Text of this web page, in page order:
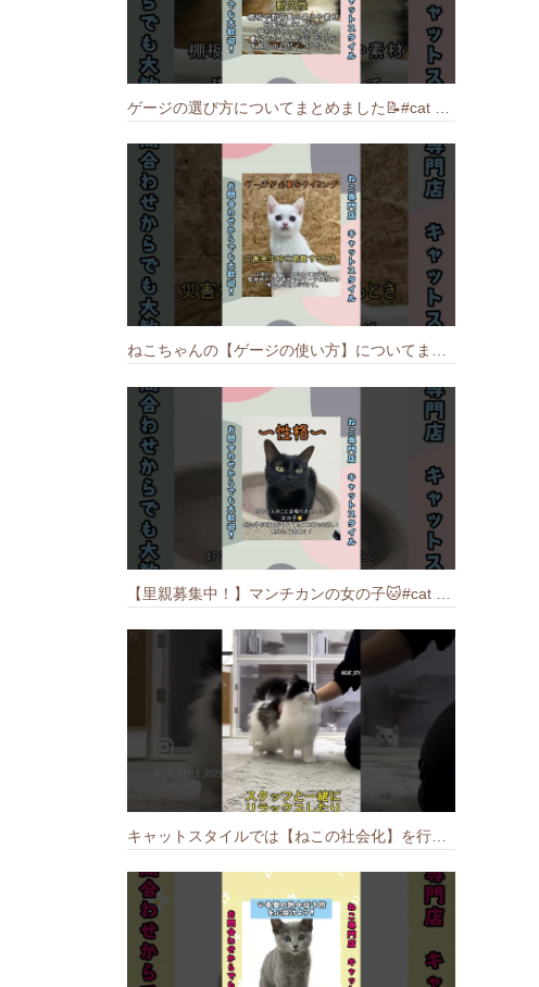
ゲージの選び方についてまとめました️📝#cat #猫のいる暮らし #ねこ #キャット #munchkin
ねこちゃんの【ゲージの使い方】についてまとめました️🐱📝